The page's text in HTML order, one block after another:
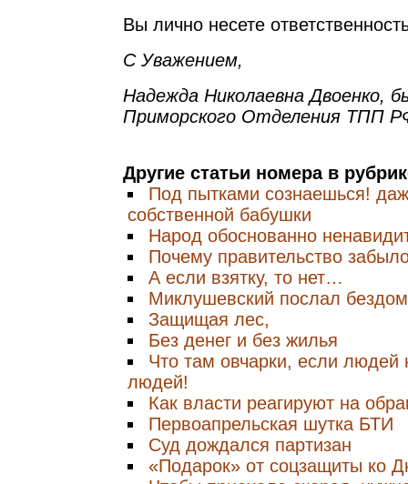
Вы лично несете
С Уважением,
Надежда Николаевна Двоенко,
Приморского Отделения ТПП
Другие статьи номера в
Под пытками сознаешься!
собственной бабушки
Народ обоснованно
Почему правительство
А если взятку, то нет…
Миклушевский послал
Защищая лес,
Без денег и без жилья
Что там овчарки, если людей
людей!
Как власти реагируют на
Первоапрельская шутка БТИ
Суд дождался партизан
«Подарок» от соцзащиты ко